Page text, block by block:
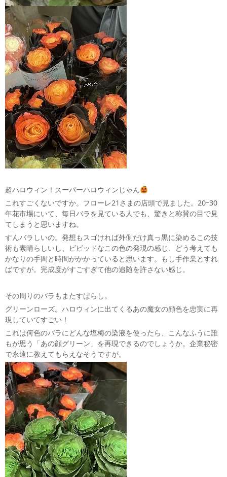
超ハロウィン！スーパーハロウィンじゃん
これすごくないですか。フローレ21さまの店頭で見ました。20ｰ30
年花市場にいて、毎日バラを見ている人でも、驚きと称賛の目で見
てしまうと思いますね。
すんバラしいの。発想もスゴければ外側だけ真っ黒に染めるこの技
術も素晴らしいし、ビビッドなこの色の発現の感じ、どう考えても
かなりの手間と時間がかかっていると思います。もし手作業とすれ
ばですが。完成度がすごすぎて他の追随を許さない感じ。
その周りのバラもまたすばらし。
グリーンローズ。ハロウィンに出てくるあの魔女の顔色を忠実に再
現していてすごい！
これは何色のバラにどんな塩梅の染液を使ったら、こんなふうに誰
もが思う「あの顔グリーン」を再現できるのでしょうか。企業秘密
で永遠に教えてもらえなそうですが。